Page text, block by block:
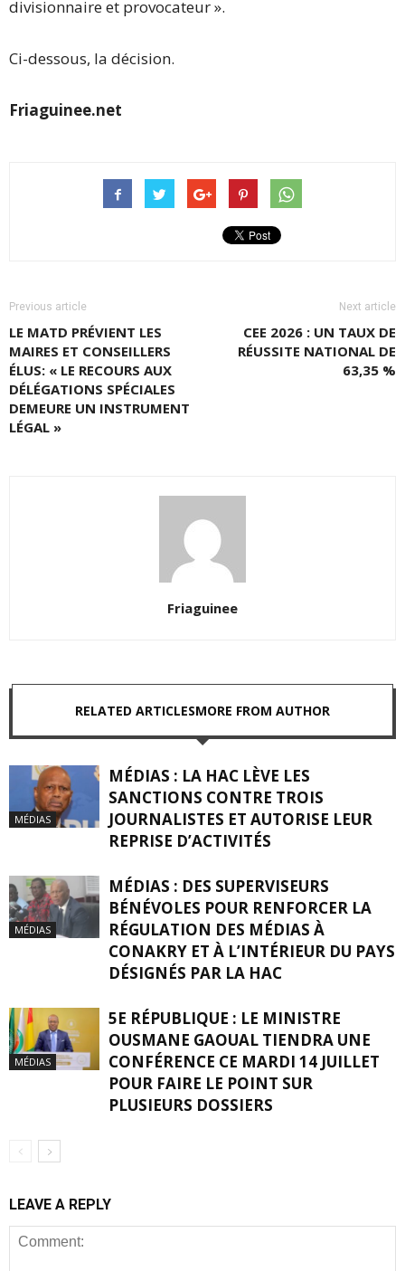
divisionnaire et provocateur ».
Ci-dessous, la décision.
Friaguinee.net
Previous article
LE MATD PRÉVIENT LES
MAIRES ET CONSEILLERS
ÉLUS: « LE RECOURS AUX
DÉLÉGATIONS SPÉCIALES
DEMEURE UN INSTRUMENT
LÉGAL »
Next article
CEE 2026 : UN TAUX DE
RÉUSSITE NATIONAL DE
63,35 %
Friaguinee
RELATED ARTICLESMORE FROM AUTHOR
MÉDIAS
MÉDIAS : LA HAC LÈVE LES
SANCTIONS CONTRE TROIS
JOURNALISTES ET AUTORISE LEUR
REPRISE D’ACTIVITÉS
MÉDIAS
MÉDIAS : DES SUPERVISEURS
BÉNÉVOLES POUR RENFORCER LA
RÉGULATION DES MÉDIAS À
CONAKRY ET À L’INTÉRIEUR DU PAYS
DÉSIGNÉS PAR LA HAC
MÉDIAS
5E RÉPUBLIQUE : LE MINISTRE
OUSMANE GAOUAL TIENDRA UNE
CONFÉRENCE CE MARDI 14 JUILLET
POUR FAIRE LE POINT SUR
PLUSIEURS DOSSIERS
LEAVE A REPLY